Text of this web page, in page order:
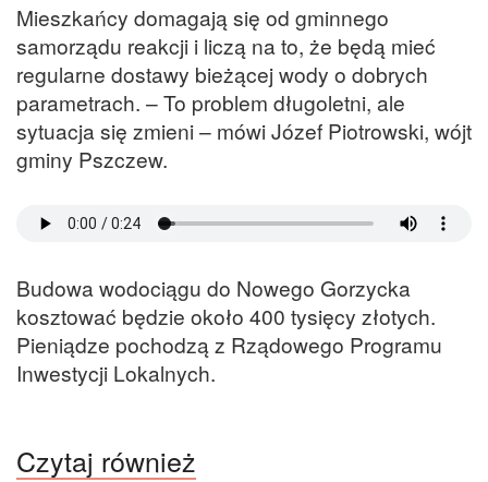
Mieszkańcy domagają się od gminnego
samorządu reakcji i liczą na to, że będą mieć
regularne dostawy bieżącej wody o dobrych
parametrach. – To problem długoletni, ale
sytuacja się zmieni – mówi Józef Piotrowski, wójt
gminy Pszczew.
Budowa wodociągu do Nowego Gorzycka
kosztować będzie około 400 tysięcy złotych.
Pieniądze pochodzą z Rządowego Programu
Inwestycji Lokalnych.
Czytaj również